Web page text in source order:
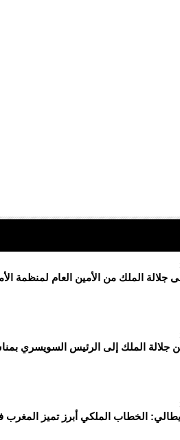
جلالة الملك من الأمين العام لمنظمة
جلالة الملك إلى الرئيس السويسري
الخطاب الملكي أبرز تميز